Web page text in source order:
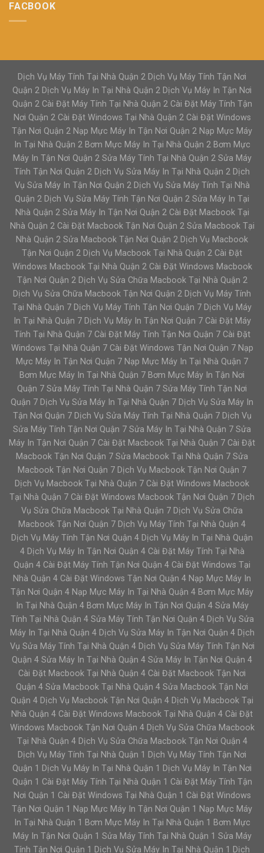
FACBOOK
Dịch Vụ Máy Tính Tại Nhà Quận 2 Dịch Vụ Máy Tính Tận Nơi
Quận 2 Dịch Vụ Máy In Tại Nhà Quận 2 Dịch Vụ Máy In Tận Nơi
Quận 2 Cài Đặt Máy Tính Tại Nhà Quận 2 Cài Đặt Máy Tính Tận
Nơi Quận 2 Cài Đặt Windows Tại Nhà Quận 2 Cài Đặt Windows
Tận Nơi Quận 2 Nạp Mực Máy In Tận Nơi Quận 2 Nạp Mực Máy
In Tại Nhà Quận 2 Bơm Mực Máy In Tại Nhà Quận 2 Bơm Mực
Máy In Tận Nơi Quận 2 Sửa Máy Tính Tại Nhà Quận 2 Sửa Máy
Tính Tận Nơi Quận 2 Dịch Vụ Sửa Máy In Tại Nhà Quận 2 Dịch
Vụ Sửa Máy In Tận Nơi Quận 2 Dịch Vụ Sửa Máy Tính Tại Nhà
Quận 2 Dịch Vụ Sửa Máy Tính Tận Nơi Quận 2 Sửa Máy In Tại
Nhà Quận 2 Sửa Máy In Tận Nơi Quận 2 Cài Đặt Macbook Tại
Nhà Quận 2 Cài Đặt Macbook Tận Nơi Quận 2 Sửa Macbook Tại
Nhà Quận 2 Sửa Macbook Tận Nơi Quận 2 Dịch Vụ Macbook
Tận Nơi Quận 2 Dịch Vụ Macbook Tại Nhà Quận 2 Cài Đặt
Windows Macbook Tại Nhà Quận 2 Cài Đặt Windows Macbook
Tận Nơi Quận 2 Dịch Vụ Sửa Chữa Macbook Tại Nhà Quận 2
Dịch Vụ Sửa Chữa Macbook Tận Nơi Quận 2 Dịch Vụ Máy Tính
Tại Nhà Quận 7 Dịch Vụ Máy Tính Tận Nơi Quận 7 Dịch Vụ Máy
In Tại Nhà Quận 7 Dịch Vụ Máy In Tận Nơi Quận 7 Cài Đặt Máy
Tính Tại Nhà Quận 7 Cài Đặt Máy Tính Tận Nơi Quận 7 Cài Đặt
Windows Tại Nhà Quận 7 Cài Đặt Windows Tận Nơi Quận 7 Nạp
Mực Máy In Tận Nơi Quận 7 Nạp Mực Máy In Tại Nhà Quận 7
Bơm Mực Máy In Tại Nhà Quận 7 Bơm Mực Máy In Tận Nơi
Quận 7 Sửa Máy Tính Tại Nhà Quận 7 Sửa Máy Tính Tận Nơi
Quận 7 Dịch Vụ Sửa Máy In Tại Nhà Quận 7 Dịch Vụ Sửa Máy In
Tận Nơi Quận 7 Dịch Vụ Sửa Máy Tính Tại Nhà Quận 7 Dịch Vụ
Sửa Máy Tính Tận Nơi Quận 7 Sửa Máy In Tại Nhà Quận 7 Sửa
Máy In Tận Nơi Quận 7 Cài Đặt Macbook Tại Nhà Quận 7 Cài Đặt
Macbook Tận Nơi Quận 7 Sửa Macbook Tại Nhà Quận 7 Sửa
Macbook Tận Nơi Quận 7 Dịch Vụ Macbook Tận Nơi Quận 7
Dịch Vụ Macbook Tại Nhà Quận 7 Cài Đặt Windows Macbook
Tại Nhà Quận 7 Cài Đặt Windows Macbook Tận Nơi Quận 7 Dịch
Vụ Sửa Chữa Macbook Tại Nhà Quận 7 Dịch Vụ Sửa Chữa
Macbook Tận Nơi Quận 7 Dịch Vụ Máy Tính Tại Nhà Quận 4
Dịch Vụ Máy Tính Tận Nơi Quận 4 Dịch Vụ Máy In Tại Nhà Quận
4 Dịch Vụ Máy In Tận Nơi Quận 4 Cài Đặt Máy Tính Tại Nhà
Quận 4 Cài Đặt Máy Tính Tận Nơi Quận 4 Cài Đặt Windows Tại
Nhà Quận 4 Cài Đặt Windows Tận Nơi Quận 4 Nạp Mực Máy In
Tận Nơi Quận 4 Nạp Mực Máy In Tại Nhà Quận 4 Bơm Mực Máy
In Tại Nhà Quận 4 Bơm Mực Máy In Tận Nơi Quận 4 Sửa Máy
Tính Tại Nhà Quận 4 Sửa Máy Tính Tận Nơi Quận 4 Dịch Vụ Sửa
Máy In Tại Nhà Quận 4 Dịch Vụ Sửa Máy In Tận Nơi Quận 4 Dịch
Vụ Sửa Máy Tính Tại Nhà Quận 4 Dịch Vụ Sửa Máy Tính Tận Nơi
Quận 4 Sửa Máy In Tại Nhà Quận 4 Sửa Máy In Tận Nơi Quận 4
Cài Đặt Macbook Tại Nhà Quận 4 Cài Đặt Macbook Tận Nơi
Quận 4 Sửa Macbook Tại Nhà Quận 4 Sửa Macbook Tận Nơi
Quận 4 Dịch Vụ Macbook Tận Nơi Quận 4 Dịch Vụ Macbook Tại
Nhà Quận 4 Cài Đặt Windows Macbook Tại Nhà Quận 4 Cài Đặt
Windows Macbook Tận Nơi Quận 4 Dịch Vụ Sửa Chữa Macbook
Tại Nhà Quận 4 Dịch Vụ Sửa Chữa Macbook Tận Nơi Quận 4
Dịch Vụ Máy Tính Tại Nhà Quận 1 Dịch Vụ Máy Tính Tận Nơi
Quận 1 Dịch Vụ Máy In Tại Nhà Quận 1 Dịch Vụ Máy In Tận Nơi
Quận 1 Cài Đặt Máy Tính Tại Nhà Quận 1 Cài Đặt Máy Tính Tận
Nơi Quận 1 Cài Đặt Windows Tại Nhà Quận 1 Cài Đặt Windows
Tận Nơi Quận 1 Nạp Mực Máy In Tận Nơi Quận 1 Nạp Mực Máy
In Tại Nhà Quận 1 Bơm Mực Máy In Tại Nhà Quận 1 Bơm Mực
Máy In Tận Nơi Quận 1 Sửa Máy Tính Tại Nhà Quận 1 Sửa Máy
Tính Tận Nơi Quận 1 Dịch Vụ Sửa Máy In Tại Nhà Quận 1 Dịch